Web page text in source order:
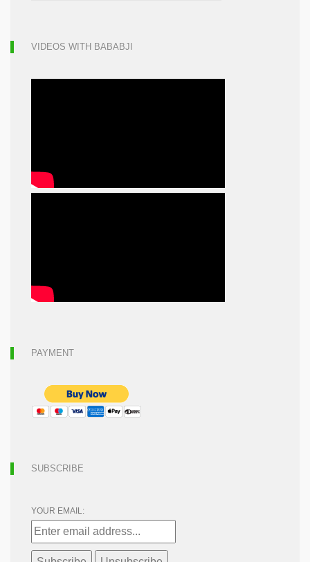
VIDEOS WITH BABABJI
PAYMENT
SUBSCRIBE
YOUR EMAIL: